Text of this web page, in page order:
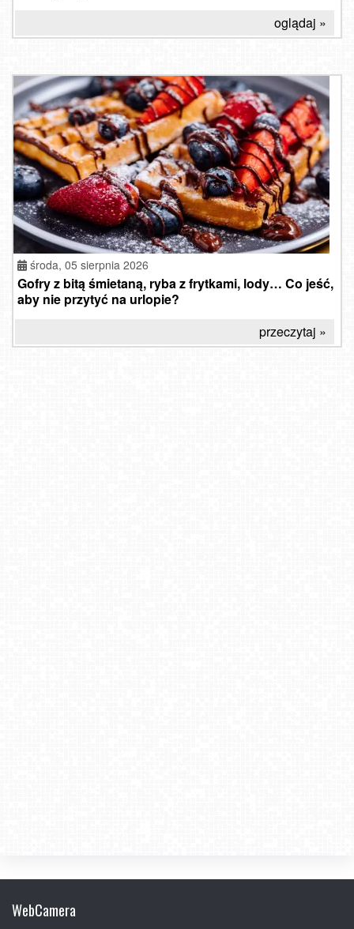
oglądaj »
środa, 05 sierpnia 2026
Gofry z bitą śmietaną, ryba z frytkami, lody… Co jeść,
aby nie przytyć na urlopie?
przeczytaj »
WebCamera